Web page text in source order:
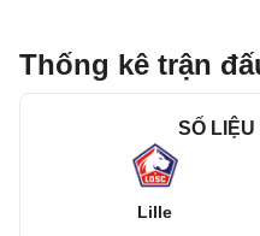
Thống kê trận
SỐ LIỆU
Lille